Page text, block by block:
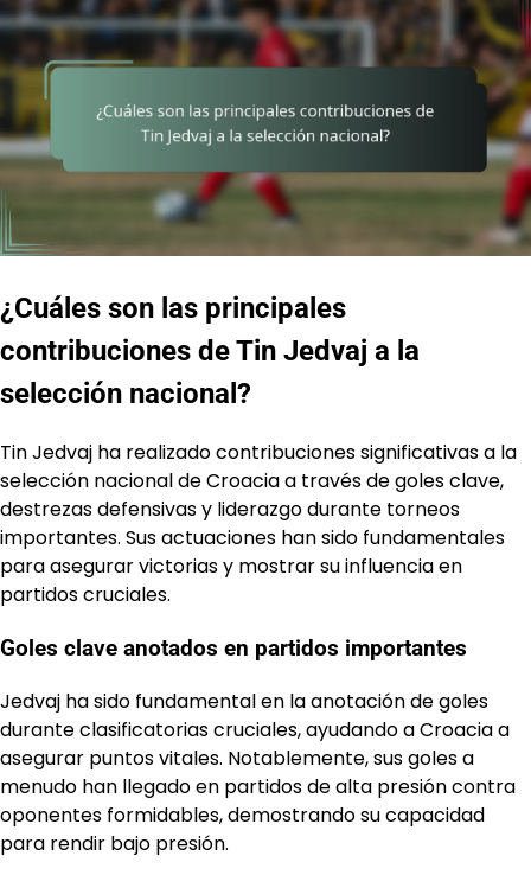
¿Cuáles son las principales
contribuciones de Tin Jedvaj a la
selección nacional?
Tin Jedvaj ha realizado contribuciones significativas a la
selección nacional de Croacia a través de goles clave,
destrezas defensivas y liderazgo durante torneos
importantes. Sus actuaciones han sido fundamentales
para asegurar victorias y mostrar su influencia en
partidos cruciales.
Goles clave anotados en partidos importantes
Jedvaj ha sido fundamental en la anotación de goles
durante clasificatorias cruciales, ayudando a Croacia a
asegurar puntos vitales. Notablemente, sus goles a
menudo han llegado en partidos de alta presión contra
oponentes formidables, demostrando su capacidad
para rendir bajo presión.